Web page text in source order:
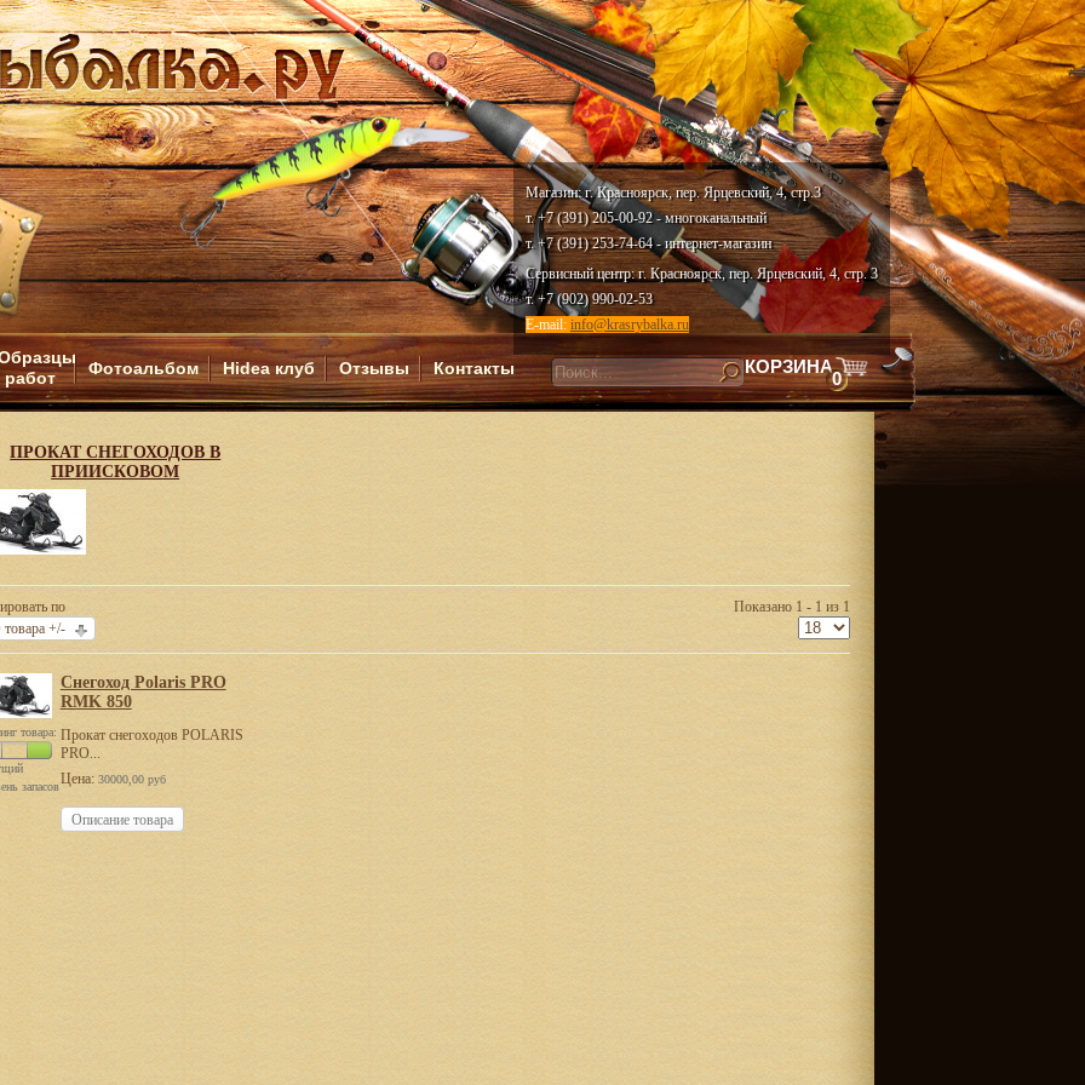
Магазин: г. Красноярск, пер. Ярцевский, 4, стр.3
т. +7 (391) 205-00-92 - многоканальный
т. +7 (391) 253-74-64 - интернет-магазин
Сервисный центр: г. Красноярск, пер. Ярцевский, 4, стр. 3
т. +7 (902) 990-02-53
E-mail: info@krasrybalka.ru
работ
Фотоальбом Hidea клуб Отзывы Контакты
Искать
КОРЗИНА
0
ПРОКАТ СНЕГОХОДОВ В
ПРИИСКОВОМ
по
товара +/-
Показано 1 - 1 из 1
товара:
запасов
Снегоход Polaris PRO
RMK 850
Прокат снегоходов POLARIS
PRO...
Цена: 30000,00 руб
Описание товара